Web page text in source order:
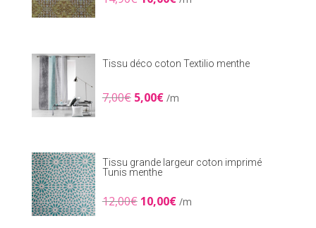
Tissu déco coton Textilio menthe
7,00€ Le
5,00€Le
/m
Tissu grande largeur coton imprimé
Tunis menthe
12,00€ Le
10,00€Le
/m